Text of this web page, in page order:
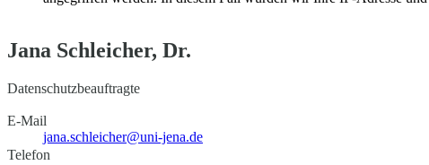
Jana Schleicher, Dr.
Datenschutzbeauftragte
E-Mail
jana.schleicher@uni-jena.de
Telefon